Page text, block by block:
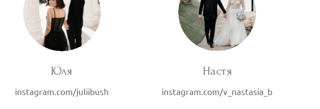
Юля
instagram.com/juliibush
Настя
instagram.com/v_nastasia_b